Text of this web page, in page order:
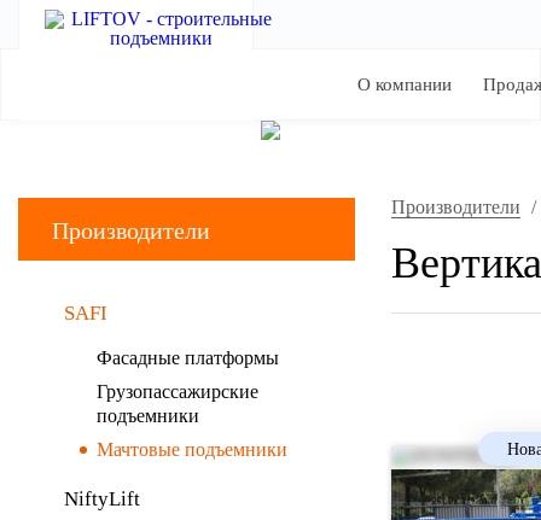
О компании
Производители
SAFI
Фасадные платформы
Грузопассажирские
подъемники
Мачтовые подъемники
NiftyLift
Производители /